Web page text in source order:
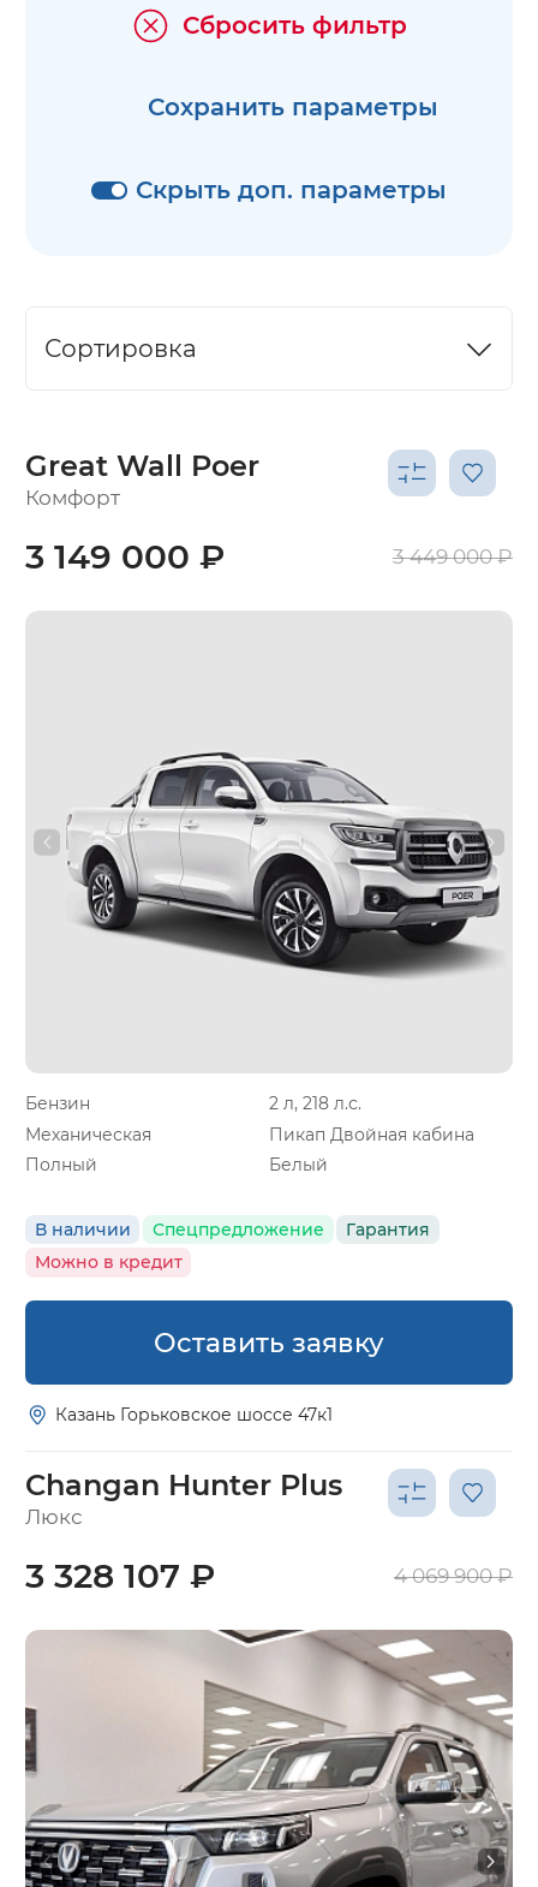
Скрыть доп. параметры
Сохранить параметры
Сбросить фильтр
Сортировка
Great Wall Poer
Комфорт
Бензин
2 л, 218 л.с.
Механическая
Пикап Двойная кабина
Полный
Белый
В наличии Спецпредложение
Гарантия
Можно в кредит
3 149 000 ₽ 3 449 000 ₽
Оставить заявку
Казань Горьковское шоссе 47к1
Changan Hunter Plus
Люкс
3 328 107 ₽ 4 069 900 ₽